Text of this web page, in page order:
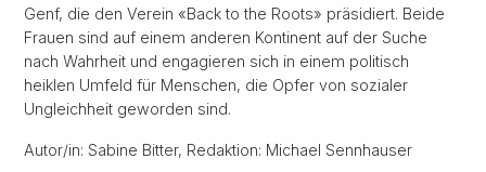
Genf, die den Verein «Back to the Roots» präsidiert. Beide
Frauen sind auf einem anderen Kontinent auf der Suche
nach Wahrheit und engagieren sich in einem politisch
heiklen Umfeld für Menschen, die Opfer von sozialer
Ungleichheit geworden sind.
Autor/in: Sabine Bitter, Redaktion: Michael Sennhauser